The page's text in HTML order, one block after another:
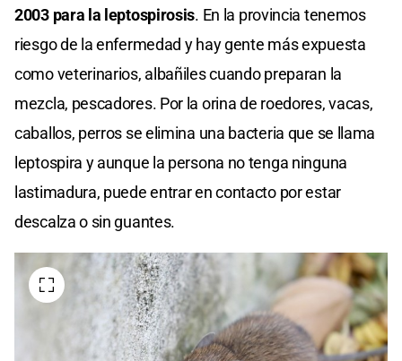
2003 para la leptospirosis. En la provincia tenemos
riesgo de la enfermedad y hay gente más expuesta
como veterinarios, albañiles cuando preparan la
mezcla, pescadores. Por la orina de roedores, vacas,
caballos, perros se elimina una bacteria que se llama
leptospira y aunque la persona no tenga ninguna
lastimadura, puede entrar en contacto por estar
descalza o sin guantes.